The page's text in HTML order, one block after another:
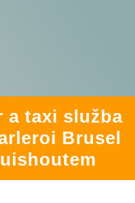
a taxi služba
Brusel